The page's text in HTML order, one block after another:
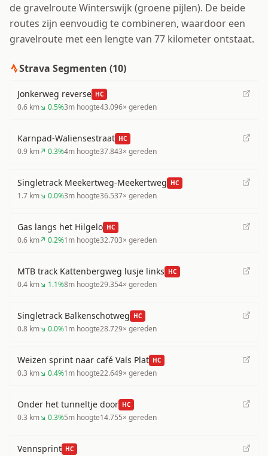
de gravelroute Winterswijk (groene pijlen). De beide
routes zijn eenvoudig te combineren, waardoor een
gravelroute met een lengte van 77 kilometer ontstaat.
Strava Segmenten (10)
Jonkerweg reverse HC
0.6 km↘ 0.5%3m hoogte43.096× gereden
Karnpad-Waliensestraat HC
0.9 km↗ 0.3%4m hoogte37.843× gereden
Singletrack Meekertweg-Meekertweg HC
1.7 km↘ 0.0%3m hoogte36.537× gereden
Gas langs het Hilgelo HC
0.6 km↗ 0.2%1m hoogte32.703× gereden
MTB track Kattenbergweg lusje links HC
0.4 km↘ 1.1%8m hoogte29.354× gereden
Singletrack Balkenschotweg HC
0.8 km↘ 0.0%1m hoogte28.729× gereden
Weizen sprint naar café Vals Plat HC
0.3 km↘ 0.4%1m hoogte22.649× gereden
Onder het tunneltje door HC
0.3 km↘ 0.3%5m hoogte14.755× gereden
Vennsprint HC